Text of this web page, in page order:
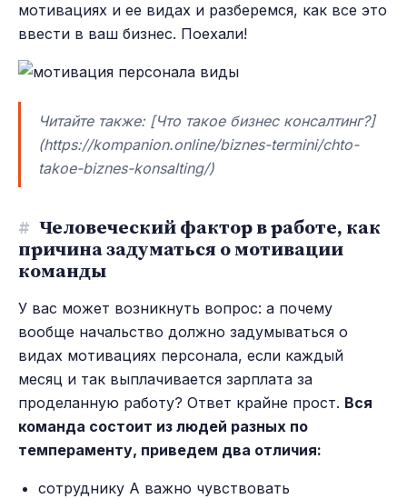
мотивациях и ее видах и разберемся, как все это
ввести в ваш бизнес. Поехали!
Читайте также: [Что такое бизнес консалтинг?]
(https://kompanion.online/biznes-termini/chto-
takoe-biznes-konsalting/)
# Человеческий фактор в работе, как
причина задуматься о мотивации
команды
У вас может возникнуть вопрос: а почему
вообще начальство должно задумываться о
видах мотивациях персонала, если каждый
месяц и так выплачивается зарплата за
проделанную работу? Ответ крайне прост. Вся
команда состоит из людей разных по
темпераменту, приведем два отличия:
сотруднику А важно чувствовать